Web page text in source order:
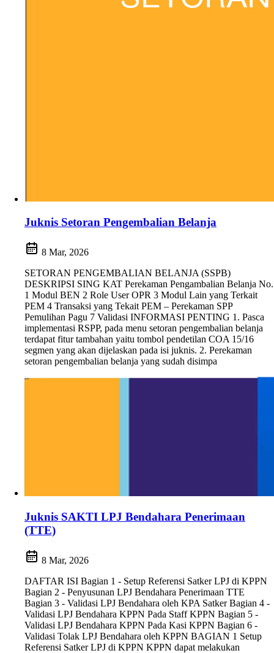
Juknis Setoran Pengembalian Belanja
8 Mar, 2026
SETORAN PENGEMBALIAN BELANJA (SSPB)
DESKRIPSI SING KAT Perekaman Pengambalian Belanja No.
1 Modul BEN 2 Role User OPR 3 Modul Lain yang Terkait
PEM 4 Transaksi yang Tekait PEM – Perekaman SPP
Pemulihan Pagu 7 Validasi INFORMASI PENTING 1. Pasca
implementasi RSPP, pada menu setoran pengembalian belanja
terdapat fitur tambahan yaitu tombol pendetilan COA 15/16
segmen yang akan dijelaskan pada isi juknis. 2. Perekaman
setoran pengembalian belanja yang sudah disimpa
Juknis SAKTI LPJ Bendahara Penerimaan
(TTE)
8 Mar, 2026
DAFTAR ISI Bagian 1 - Setup Referensi Satker LPJ di KPPN
Bagian 2 - Penyusunan LPJ Bendahara Penerimaan TTE
Bagian 3 - Validasi LPJ Bendahara oleh KPA Satker Bagian 4 -
Validasi LPJ Bendahara KPPN Pada Staff KPPN Bagian 5 -
Validasi LPJ Bendahara KPPN Pada Kasi KPPN Bagian 6 -
Validasi Tolak LPJ Bendahara oleh KPPN BAGIAN 1 Setup
Referensi Satker LPJ di KPPN KPPN dapat melakukan